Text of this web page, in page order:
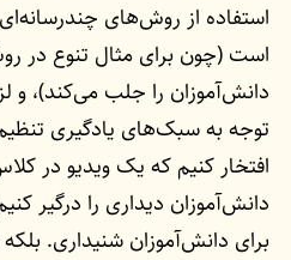
استفاده از روش‌های
است (چون برای مثال تنوع در
دانش‌آموزان را جلب می‌کند)، و
توجه به سبک‌های یادگیری
افتخار کنیم که یک ویدیو در
دانش‌آموزان دیداری را درگیر
برای دانش‌آموزان شنیداری.